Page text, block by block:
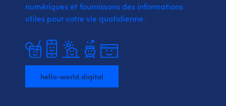
numériques et fournissons des informations
utiles pour votre vie quotidienne.
hello-world.digital